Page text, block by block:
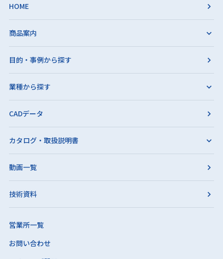
HOME
商品案内
目的・事例から探す
業種から探す
CADデータ
カタログ・取扱説明書
動画一覧
技術資料
営業所一覧
お問い合わせ